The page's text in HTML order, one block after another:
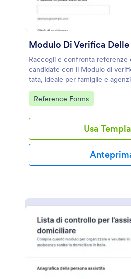
Raccogli e confronta referenze
candidate con il Modulo di
tata, ideale per famiglie e
raccolta dati ordinata tramite
Go to Category:
Reference Forms
Usa